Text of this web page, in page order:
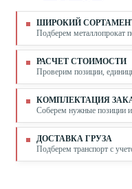
ШИРОКИЙ
Подберем металлопрокат
РАСЧЕТ СТОИМОСТИ
Проверим позиции,
КОМПЛЕКТАЦИЯ
Соберем нужные позиции и
ДОСТАВКА ГРУЗА
Подберем транспорт с